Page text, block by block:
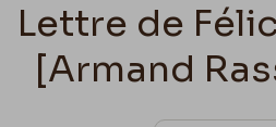
Lettre de
[Armand